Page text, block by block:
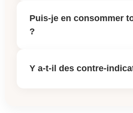
Puis-je en consommer
?
Y a-t-il des contre-